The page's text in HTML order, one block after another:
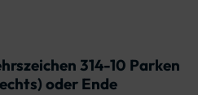
314-10 Parken
oder Ende